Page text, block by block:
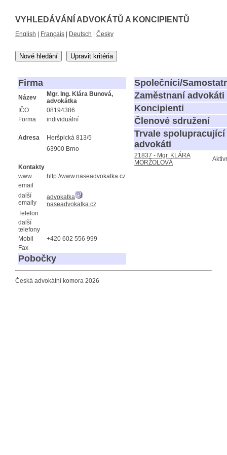
VYHLEDÁVÁNÍ ADVOKÁTŮ A KONCIPIENTŮ
English Français Deutsch Česky
Nové hledání Upravit kritéria
Firma
Název
Mgr. Ing. Klára Bunová,
advokátka
IČO
08194386
Forma
individuální
Adresa
Heršpická 813/5
63900 Brno
Kontakty
www
http://www.naseadvokatka.cz
email
další
emaily
advokatka
naseadvokatka.cz
Telefon
další
telefony
Mobil
+420 602 556 999
Fax
Pobočky
Společníci/
Zaměstnaní advokáti
Koncipienti
Členové sdružení
Trvale spolupracující
advokáti
21837 - Mgr. KLÁRA
MORŽOLOVÁ
Česká advokátní komora 2026